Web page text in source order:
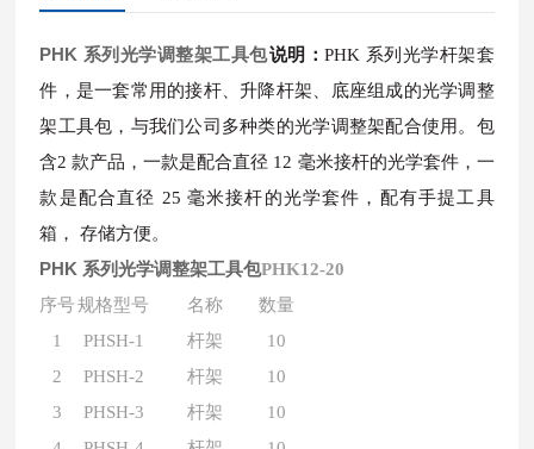
PHK 系列光学调整架工具包说明：PHK 系列光学杆架套
件，是一套常用的接杆、升降杆架、底座组成的光学调整
架工具包，与我们公司多种类的光学调整架配合使用。包
含2 款产品，一款是配合直径 12 毫米接杆的光学套件，一
款是配合直径 25 毫米接杆的光学套件，配有手提工具
箱， 存储方便。
PHK 系列光学调整架工具包PHK12-20
序号 规格型号 名称
数量
1
PHSH-1 杆架
10
2
PHSH-2 杆架
10
3
PHSH-3 杆架
10